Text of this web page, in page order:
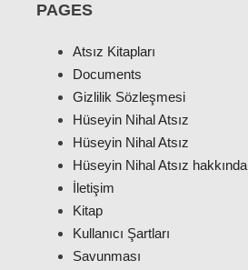
PAGES
Atsız Kitapları
Documents
Gizlilik Sözleşmesi
Hüseyin Nihal Atsız
Hüseyin Nihal Atsız
Hüseyin Nihal Atsız hakkında
İletişim
Kitap
Kullanıcı Şartları
Savunması